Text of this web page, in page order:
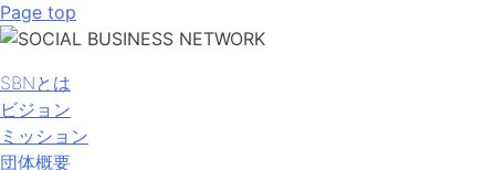
Page top
SBNとは
ビジョン
ミッション
団体概要